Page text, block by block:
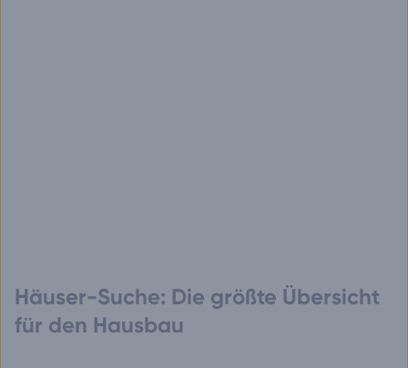
Häuser-Suche: Die größte Übersicht
für den Hausbau